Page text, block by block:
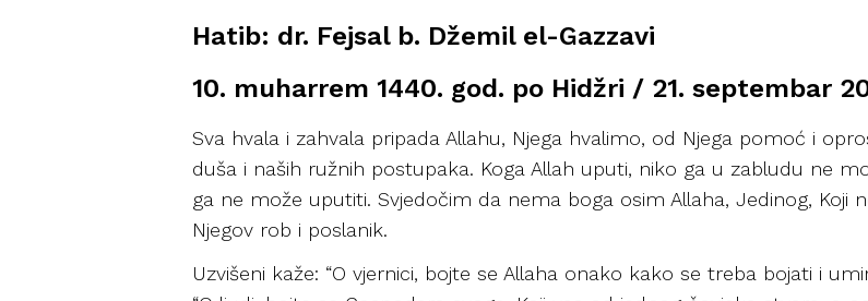
Hatib: dr. Fejsal b. Džemil el-Gazzavi
10. muharrem 1440. god. po Hidžri / 21. septembar
Sva hvala i zahvala pripada Allahu, Njega hvalimo, od Njega pomoć i
duša i naših ružnih postupaka. Koga Allah uputi, niko ga u zabludu ne
ga ne može uputiti. Svjedočim da nema boga osim Allaha, Jedinog, Koji
Njegov rob i poslanik.
Uzvišeni kaže: “O vjernici, bojte se Allaha onako kako se treba bojati i